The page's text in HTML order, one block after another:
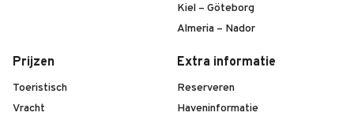
Kiel – Göteborg
Almeria – Nador
Prijzen
Toeristisch
Vracht
Extra informatie
Reserveren
Haveninformatie